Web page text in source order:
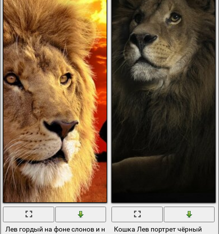
Лев гордый на фоне слонов и носороговКошка Лев портрет чёрный